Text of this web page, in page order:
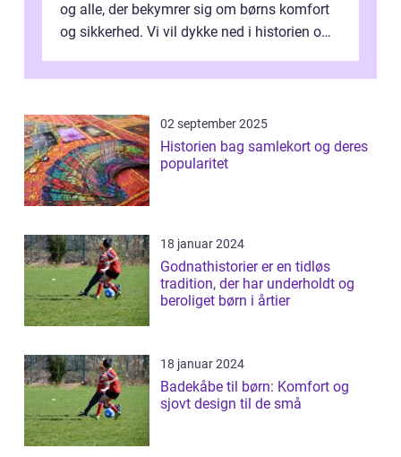
og alle, der bekymrer sig om børns komfort
og sikkerhed. Vi vil dykke ned i historien om,
02 september 2025
Historien bag samlekort og deres
popularitet
18 januar 2024
Godnathistorier er en tidløs
tradition, der har underholdt og
beroliget børn i årtier
18 januar 2024
Badekåbe til børn: Komfort og
sjovt design til de små